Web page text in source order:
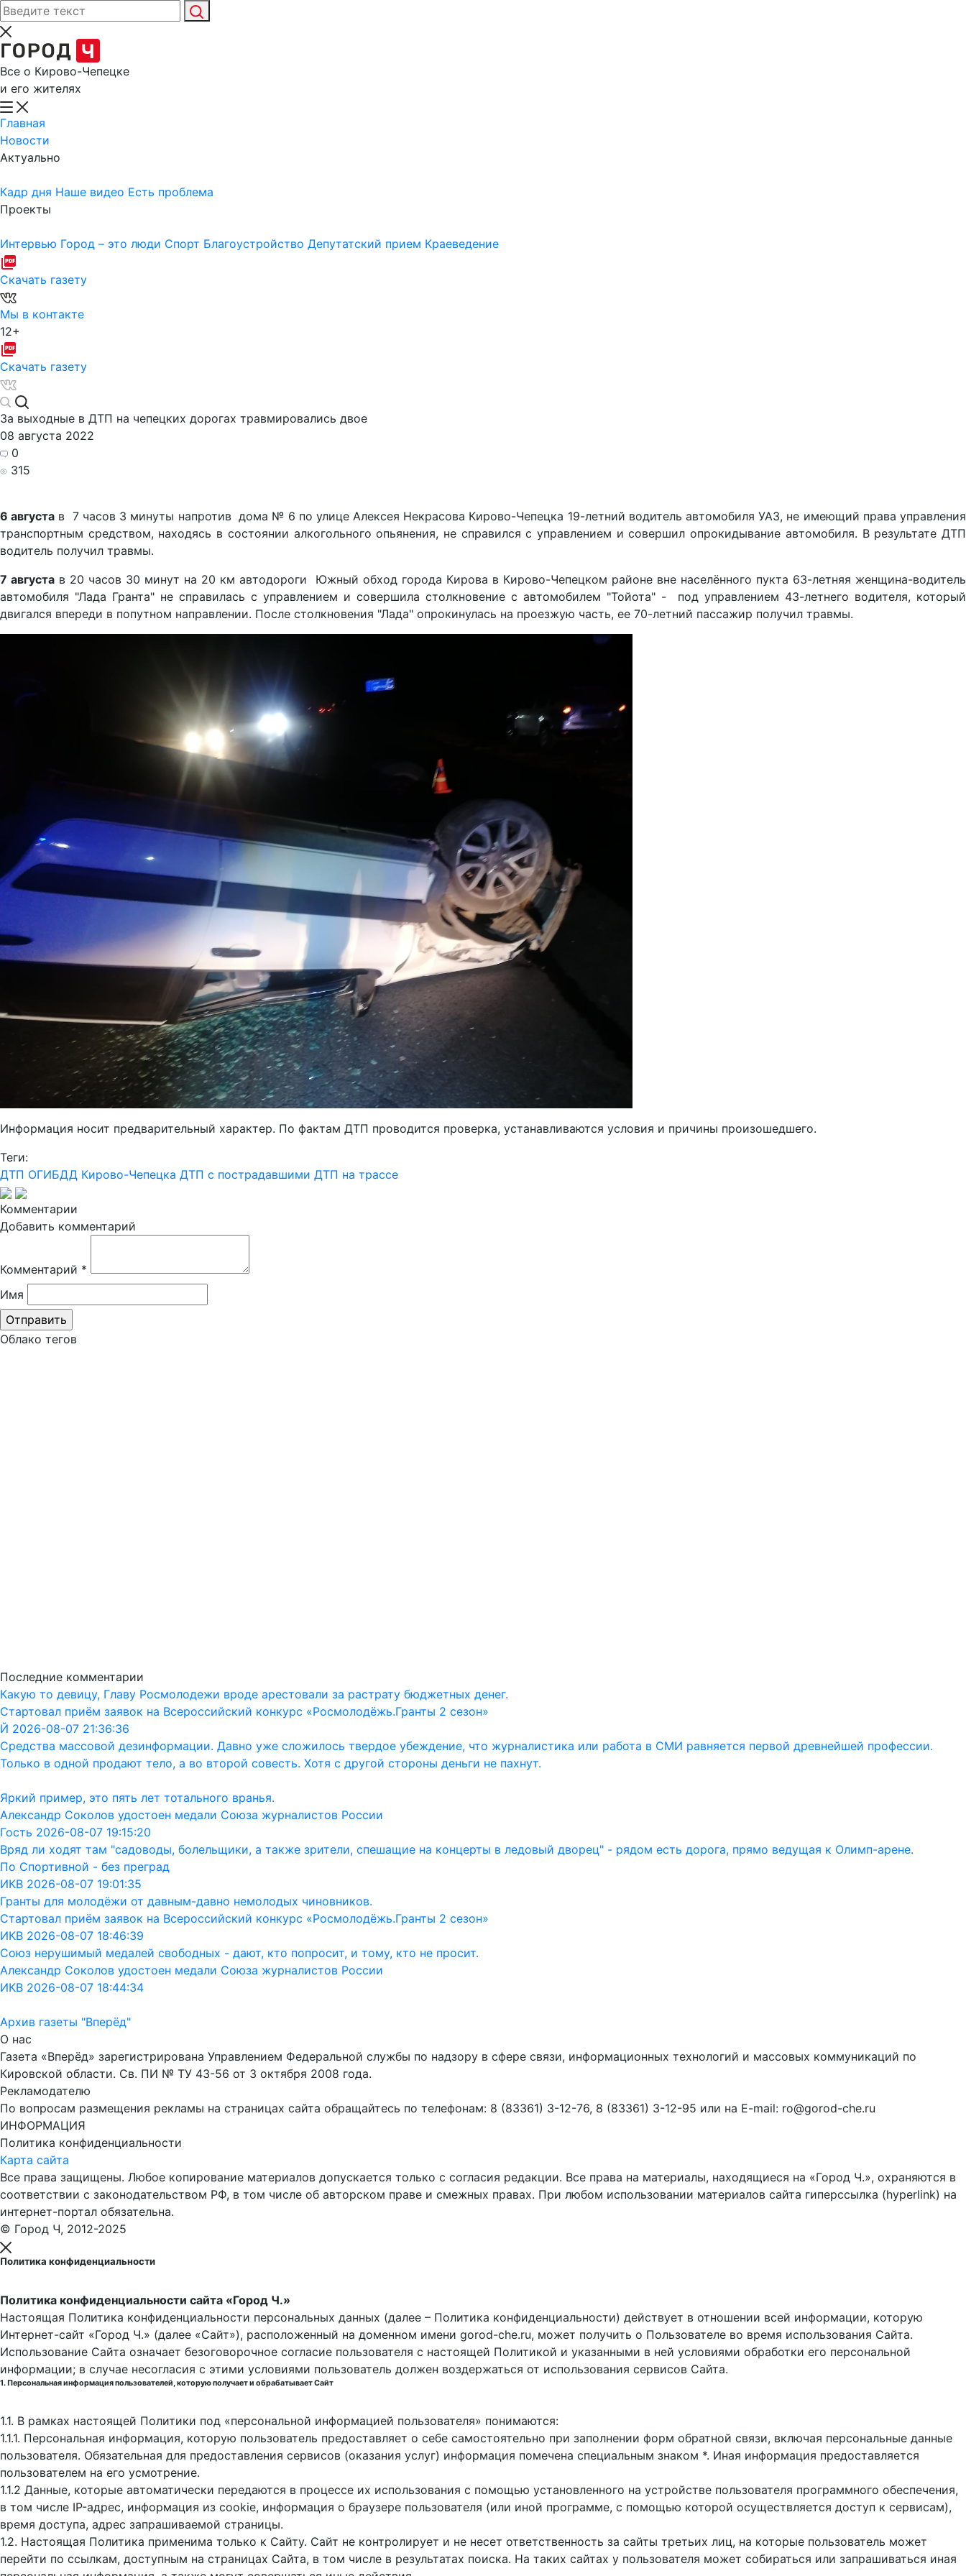
Все о Кирово-Чепецке
и его жителях
Главная
Новости
Актуально
Кадр дня Наше видео Есть проблема
Проекты
Интервью Город – это люди Спорт Благоустройство Депутатский прием Краеведение
Скачать газету
Мы в контакте
12+
Скачать газету
За выходные в ДТП на чепецких дорогах травмировались двое
08 августа 2022
0
315
6 августа в 7 часов 3 минуты напротив дома № 6 по улице Алексея Некрасова Кирово-Чепецка 19-летний водитель автомобиля УАЗ, не имеющий права управления
транспортным средством, находясь в состоянии алкогольного опьянения, не справился с управлением и совершил опрокидывание автомобиля. В результате ДТП
водитель получил травмы.
7 августа в 20 часов 30 минут на 20 км автодороги Южный обход города Кирова в Кирово-Чепецком районе вне населённого пукта 63-летняя женщина-водитель
автомобиля "Лада Гранта" не справилась с управлением и совершила столкновение с автомобилем "Тойота" - под управлением 43-летнего водителя, который
двигался впереди в попутном направлении. После столкновения "Лада" опрокинулась на проезжую часть, ее 70-летний пассажир получил травмы.
Информация носит предварительный характер. По фактам ДТП проводится проверка, устанавливаются условия и причины произошедшего.
Теги:
ДТП ОГИБДД Кирово-Чепецка ДТП с пострадавшими ДТП на трассе
Комментарии
Добавить комментарий
Комментарий *
Имя
Облако тегов
Последние комментарии
Какую то девицу, Главу Росмолодежи вроде арестовали за растрату бюджетных денег.
Стартовал приём заявок на Всероссийский конкурс «Росмолодёжь.Гранты 2 сезон»
Й 2026-08-07 21:36:36
Средства массовой дезинформации. Давно уже сложилось твердое убеждение, что журналистика или работа в СМИ равняется первой древнейшей профессии.
Только в одной продают тело, а во второй совесть. Хотя с другой стороны деньги не пахнут.
Яркий пример, это пять лет тотального вранья.
Александр Соколов удостоен медали Союза журналистов России
Гость 2026-08-07 19:15:20
Вряд ли ходят там "садоводы, болельщики, а также зрители, спешащие на концерты в ледовый дворец" - рядом есть дорога, прямо ведущая к Олимп-арене.
По Спортивной - без преград
ИКВ 2026-08-07 19:01:35
Гранты для молодёжи от давным-давно немолодых чиновников.
Стартовал приём заявок на Всероссийский конкурс «Росмолодёжь.Гранты 2 сезон»
ИКВ 2026-08-07 18:46:39
Союз нерушимый медалей свободных - дают, кто попросит, и тому, кто не просит.
Александр Соколов удостоен медали Союза журналистов России
ИКВ 2026-08-07 18:44:34
Архив газеты "Вперёд"
О нас
Газета «Вперёд» зарегистрирована Управлением Федеральной службы по надзору в сфере связи, информационных технологий и массовых коммуникаций по
Кировской области. Св. ПИ № ТУ 43-56 от 3 октября 2008 года.
Рекламодателю
По вопросам размещения рекламы на страницах сайта обращайтесь по телефонам: 8 (83361) 3-12-76, 8 (83361) 3-12-95 или на E-mail: ro@gorod-che.ru
ИНФОРМАЦИЯ
Политика конфиденциальности
Карта сайта
Все права защищены. Любое копирование материалов допускается только с согласия редакции. Все права на материалы, находящиеся на «Город Ч.», охраняются в
соответствии с законодательством РФ, в том числе об авторском праве и смежных правах. При любом использовании материалов сайта гиперссылка (hyperlink) на
интернет-портал обязательна.
© Город Ч, 2012-2025
Политика конфиденциальности
Политика конфиденциальности сайта «Город Ч.»
Настоящая Политика конфиденциальности персональных данных (далее – Политика конфиденциальности) действует в отношении всей информации, которую
Интернет-сайт «Город Ч.» (далее «Сайт»), расположенный на доменном имени gorod-che.ru, может получить о Пользователе во время использования Cайта.
Использование Сайта означает безоговорочное согласие пользователя с настоящей Политикой и указанными в ней условиями обработки его персональной
информации; в случае несогласия с этими условиями пользователь должен воздержаться от использования сервисов Сайта.
1. Персональная информация пользователей, которую получает и обрабатывает Сайт
1.1. В рамках настоящей Политики под «персональной информацией пользователя» понимаются:
1.1.1. Персональная информация, которую пользователь предоставляет о себе самостоятельно при заполнении форм обратной связи, включая персональные данные
пользователя. Обязательная для предоставления сервисов (оказания услуг) информация помечена специальным знаком *. Иная информация предоставляется
пользователем на его усмотрение.
1.1.2 Данные, которые автоматически передаются в процессе их использования с помощью установленного на устройстве пользователя программного обеспечения,
в том числе IP-адрес, информация из cookie, информация о браузере пользователя (или иной программе, с помощью которой осуществляется доступ к cервисам),
время доступа, адрес запрашиваемой страницы.
1.2. Настоящая Политика применима только к Сайту. Сайт не контролирует и не несет ответственность за сайты третьих лиц, на которые пользователь может
перейти по ссылкам, доступным на страницах Сайта, в том числе в результатах поиска. На таких сайтах у пользователя может собираться или запрашиваться иная